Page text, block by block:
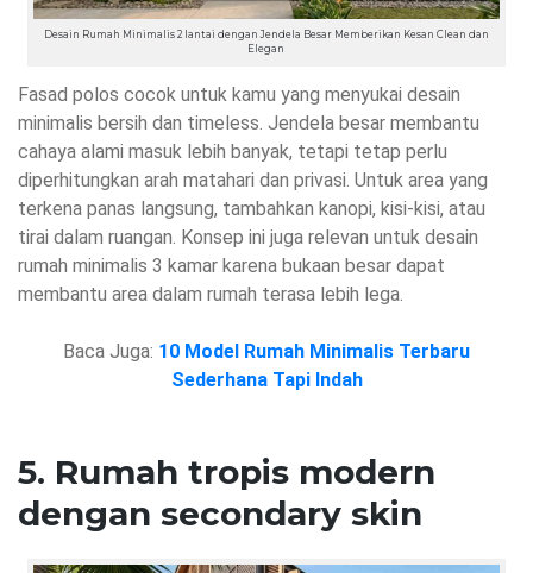
Desain Rumah Minimalis 2 lantai dengan Jendela Besar Memberikan Kesan Clean dan
Elegan
Fasad polos cocok untuk kamu yang menyukai desain
minimalis bersih dan timeless. Jendela besar membantu
cahaya alami masuk lebih banyak, tetapi tetap perlu
diperhitungkan arah matahari dan privasi. Untuk area yang
terkena panas langsung, tambahkan kanopi, kisi-kisi, atau
tirai dalam ruangan. Konsep ini juga relevan untuk desain
rumah minimalis 3 kamar karena bukaan besar dapat
membantu area dalam rumah terasa lebih lega.
Baca Juga: 10 Model Rumah Minimalis Terbaru
Sederhana Tapi Indah
5. Rumah tropis modern
dengan secondary skin